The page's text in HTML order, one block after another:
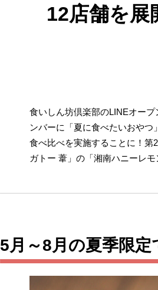
12店舗を
食いしん坊倶楽部のLINEオー
ンバーに「夏に食べたいおやつ
食べ比べを実施することに！第
ガトー 葦」の「湘南ハニーレモ
5月～8月の夏季限